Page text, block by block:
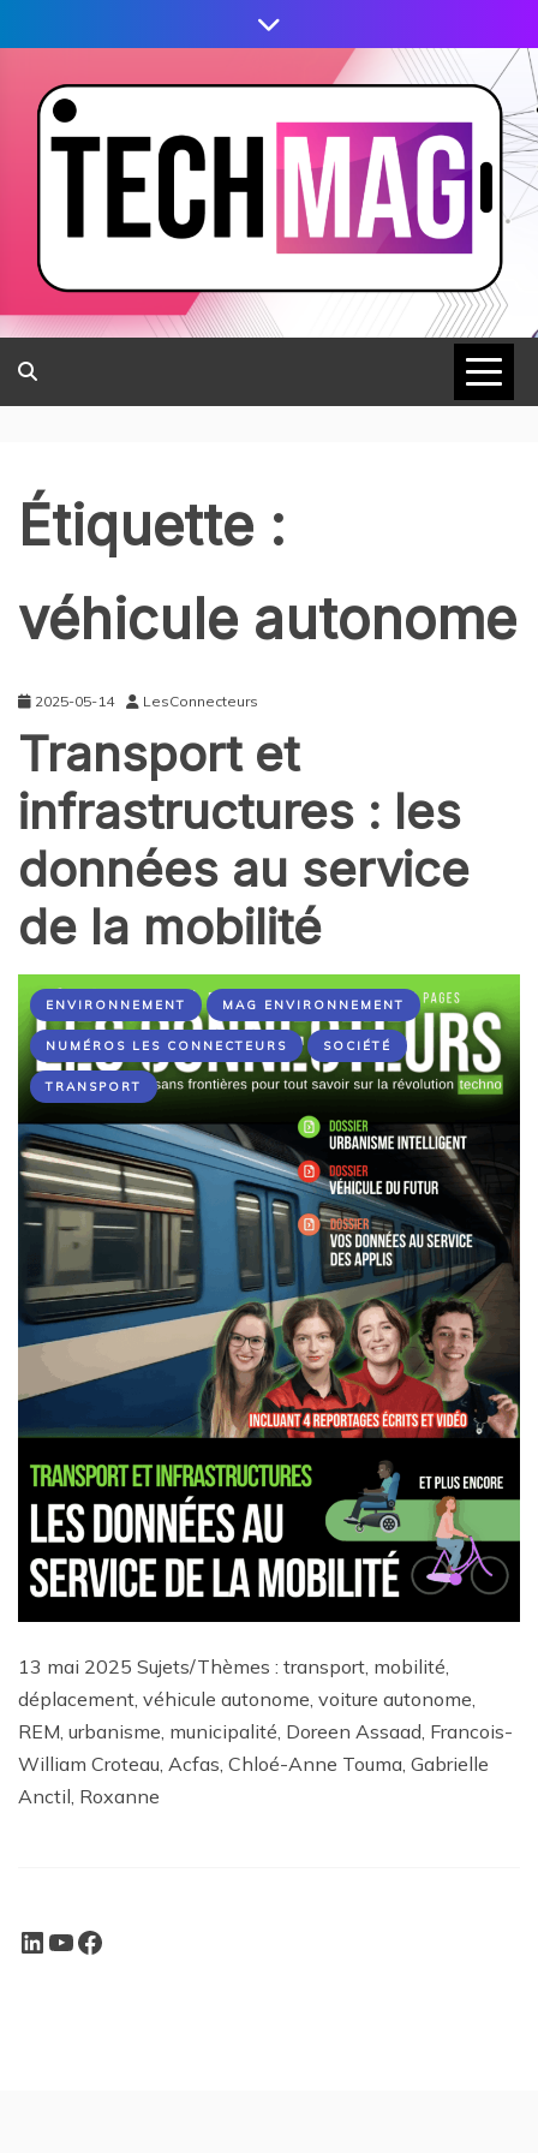
Étiquette :
véhicule autonome
2025-05-14 LesConnecteurs
Transport et
infrastructures : les
données au service
de la mobilité
ENVIRONNEMENT MAG ENVIRONNEMENT
NUMÉROS LES CONNECTEURS SOCIÉTÉ
TRANSPORT
13 mai 2025 Sujets/Thèmes : transport, mobilité,
déplacement, véhicule autonome, voiture autonome,
REM, urbanisme, municipalité, Doreen Assaad, Francois-
William Croteau, Acfas, Chloé-Anne Touma, Gabrielle
Anctil, Roxanne